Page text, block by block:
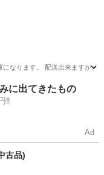
なります。 配送出来ますが、
棚に出てきたもの
‼️
Ad
古品)